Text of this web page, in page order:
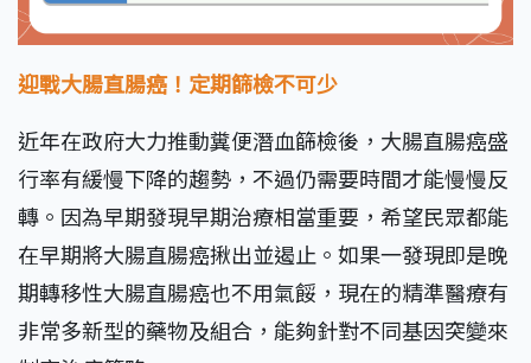
迎戰大腸直腸癌！定期篩檢不可少
近年在政府大力推動糞便潛血篩檢後，大腸直腸癌盛
行率有緩慢下降的趨勢，不過仍需要時間才能慢慢反
轉。因為早期發現早期治療相當重要，希望民眾都能
在早期將大腸直腸癌揪出並遏止。如果一發現即是晚
期轉移性大腸直腸癌也不用氣餒，現在的精準醫療有
非常多新型的藥物及組合，能夠針對不同基因突變來